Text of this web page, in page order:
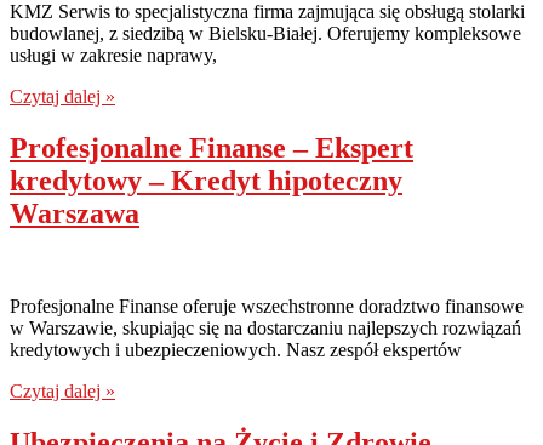
KMZ Serwis to specjalistyczna firma zajmująca się obsługą stolarki
budowlanej, z siedzibą w Bielsku-Białej. Oferujemy kompleksowe
usługi w zakresie naprawy,
Czytaj dalej »
Profesjonalne Finanse – Ekspert
kredytowy – Kredyt hipoteczny
Warszawa
Profesjonalne Finanse oferuje wszechstronne doradztwo finansowe
w Warszawie, skupiając się na dostarczaniu najlepszych rozwiązań
kredytowych i ubezpieczeniowych. Nasz zespół ekspertów
Czytaj dalej »